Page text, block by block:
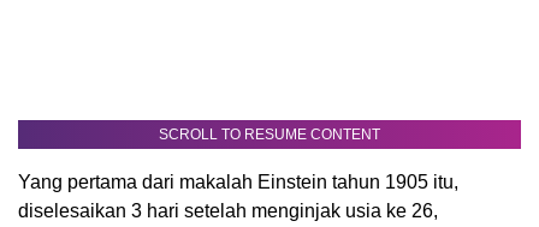
SCROLL TO RESUME CONTENT
Yang pertama dari makalah Einstein tahun 1905 itu,
diselesaikan 3 hari setelah menginjak usia ke 26,